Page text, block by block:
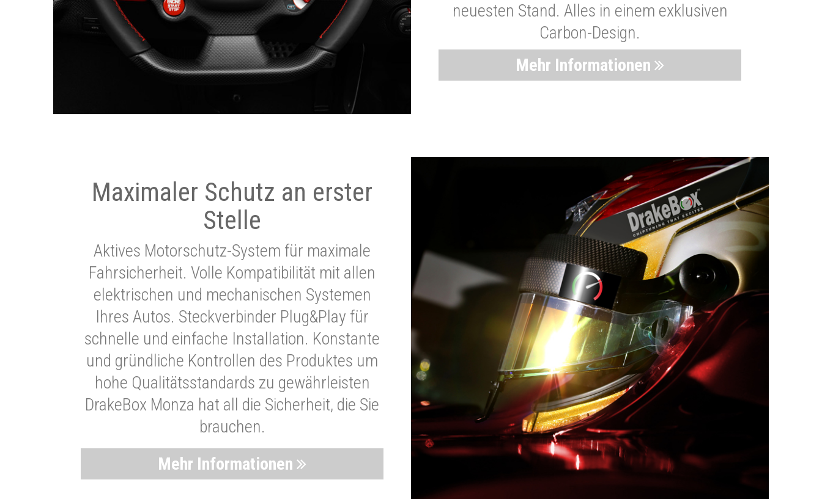
neuesten Stand. Alles in einem exklusiven
Carbon-Design.
Mehr Informationen
Maximaler Schutz an erster
Stelle
Aktives Motorschutz-System für maximale
Fahrsicherheit. Volle Kompatibilität mit allen
elektrischen und mechanischen Systemen
Ihres Autos. Steckverbinder Plug&Play für
schnelle und einfache Installation. Konstante
und gründliche Kontrollen des Produktes um
hohe Qualitätsstandards zu gewährleisten
DrakeBox Monza hat all die Sicherheit, die Sie
brauchen.
Mehr Informationen